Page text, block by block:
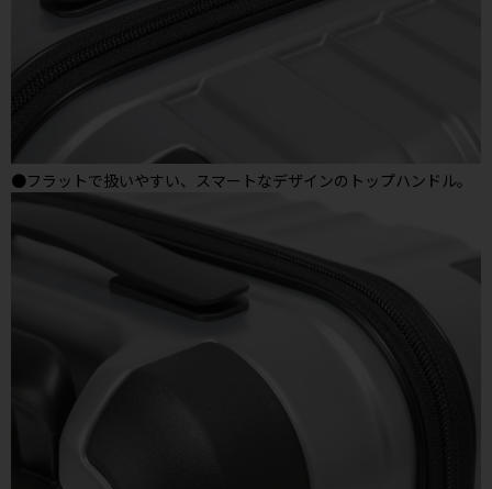
●フラットで扱いやすい、スマートなデザインのトップハンドル。